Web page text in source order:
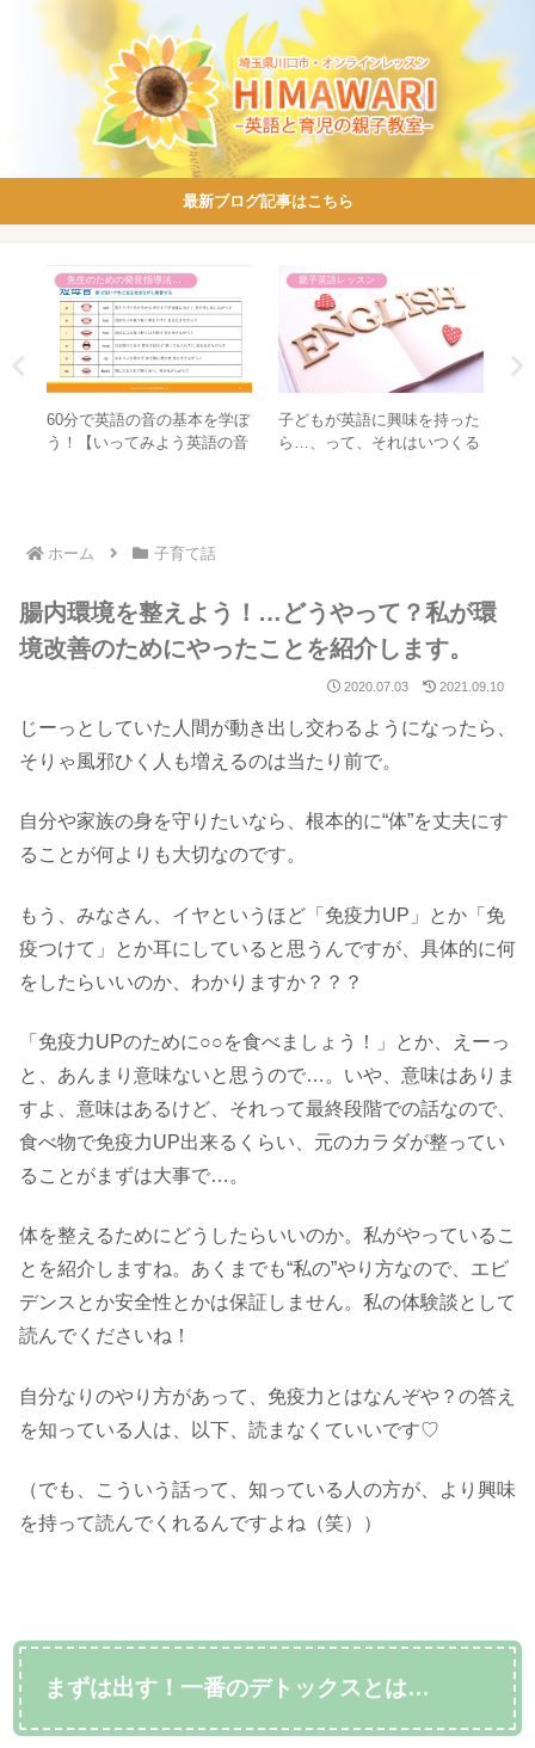
最新ブログ記事はこちら
先生のための発音指導法講座
60分で英語の音の基本を学ぼ
う！【いってみよう英語の音
親子英語レッスン
子どもが英語に興味を持った
ら…、って、それはいつくる
ホーム 子育て話
腸内環境を整えよう！…どうやって？私が環
境改善のためにやったことを紹介します。
2020.07.03 2021.09.10
じーっとしていた人間が動き出し交わるようになったら、
そりゃ風邪ひく人も増えるのは当たり前で。
自分や家族の身を守りたいなら、根本的に“体”を丈夫にす
ることが何よりも大切なのです。
もう、みなさん、イヤというほど「免疫力UP」とか「免
疫つけて」とか耳にしていると思うんですが、具体的に何
をしたらいいのか、わかりますか？？？
「免疫力UPのために○○を食べましょう！」とか、えーっ
と、あんまり意味ないと思うので…。いや、意味はありま
すよ、意味はあるけど、それって最終段階での話なので、
食べ物で免疫力UP出来るくらい、元のカラダが整ってい
ることがまずは大事で…。
体を整えるためにどうしたらいいのか。私がやっているこ
とを紹介しますね。あくまでも“私の”やり方なので、エビ
デンスとか安全性とかは保証しません。私の体験談として
読んでくださいね！
自分なりのやり方があって、免疫力とはなんぞや？の答え
を知っている人は、以下、読まなくていいです♡
（でも、こういう話って、知っている人の方が、より興味
を持って読んでくれるんですよね（笑））
まずは出す！一番のデトックスとは…